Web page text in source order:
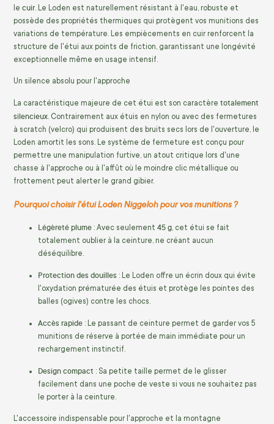
le cuir . Le Loden est naturellement résistant à l'eau, robuste et
possède des propriétés thermiques qui protègent vos munitions des
variations de température. Les empiècements en cuir renforcent la
structure de l'étui aux points de friction, garantissant une longévité
exceptionnelle même en usage intensif.
Un silence absolu pour l'approche
La caractéristique majeure de cet étui est son caractère totalement
silencieux . Contrairement aux étuis en nylon ou avec des fermetures
à scratch (velcro) qui produisent des bruits secs lors de l'ouverture, le
Loden amortit les sons. Le système de fermeture est conçu pour
permettre une manipulation furtive, un atout critique lors d'une
chasse à l'approche ou à l'affût où le moindre clic métallique ou
frottement peut alerter le grand gibier.
Pourquoi choisir l'étui Loden Niggeloh pour vos munitions ?
Légèreté plume : Avec seulement 45 g, cet étui se fait
totalement oublier à la ceinture, ne créant aucun
déséquilibre.
Protection des douilles : Le Loden offre un écrin doux qui évite
l'oxydation prématurée des étuis et protège les pointes des
balles (ogives) contre les chocs.
Accès rapide : Le passant de ceinture permet de garder vos 5
munitions de réserve à portée de main immédiate pour un
rechargement instinctif.
Design compact : Sa petite taille permet de le glisser
facilement dans une poche de veste si vous ne souhaitez pas
le porter à la ceinture.
L'accessoire indispensable pour l'approche et la montagne